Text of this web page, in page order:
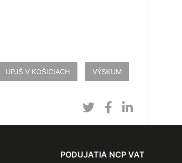
UPJŠ V KOŠICIACH VÝSKUM
PODUJATIA NCP VAT